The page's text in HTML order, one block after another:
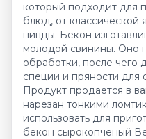
который подходит для
блюд, от классической
пиццы. Бекон
молодой свинины. Оно
обработки, после чего
специи и пряности для
Продукт продается в
нарезан тонкими
использовать для
бекон сырокопченый